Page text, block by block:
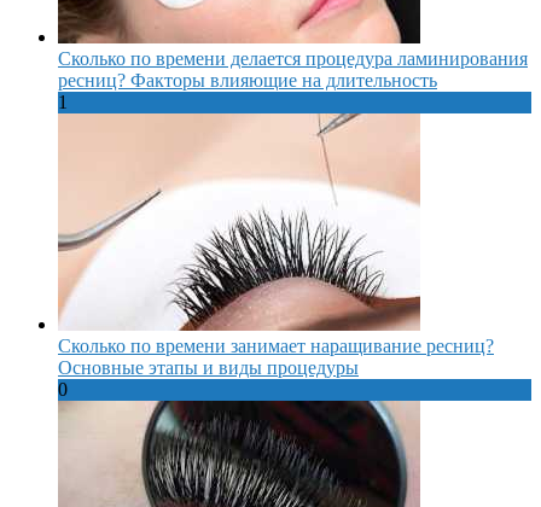
Сколько по времени делается процедура ламинирования
ресниц? Факторы влияющие на длительность
1
Сколько по времени занимает наращивание ресниц?
Основные этапы и виды процедуры
0